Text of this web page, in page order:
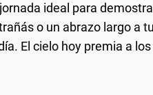
ideal para
o un abrazo largo a
El cielo hoy premia a